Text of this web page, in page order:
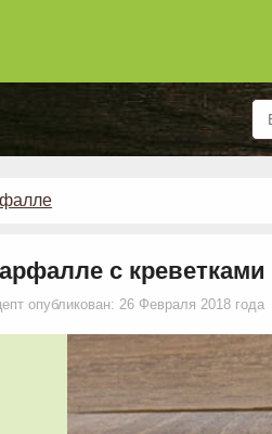
с креветками
опубликован: 26 Февраля 2018 года